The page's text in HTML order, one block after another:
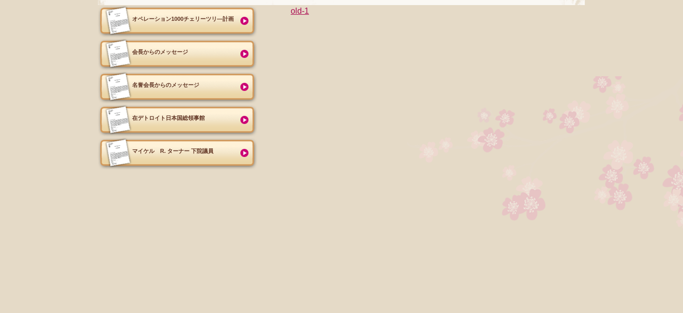
オペレーション1000チェリーツリ―計画
会長からのメッセージ
名誉会長からのメッセージ
在デトロイト日本国総領事館
マイケル R. ターナー 下院議員
old-1